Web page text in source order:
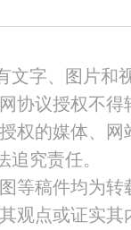
文字、图片和
协议授权不
权的媒体、
追究责任。
等稿件均为
观点或证实